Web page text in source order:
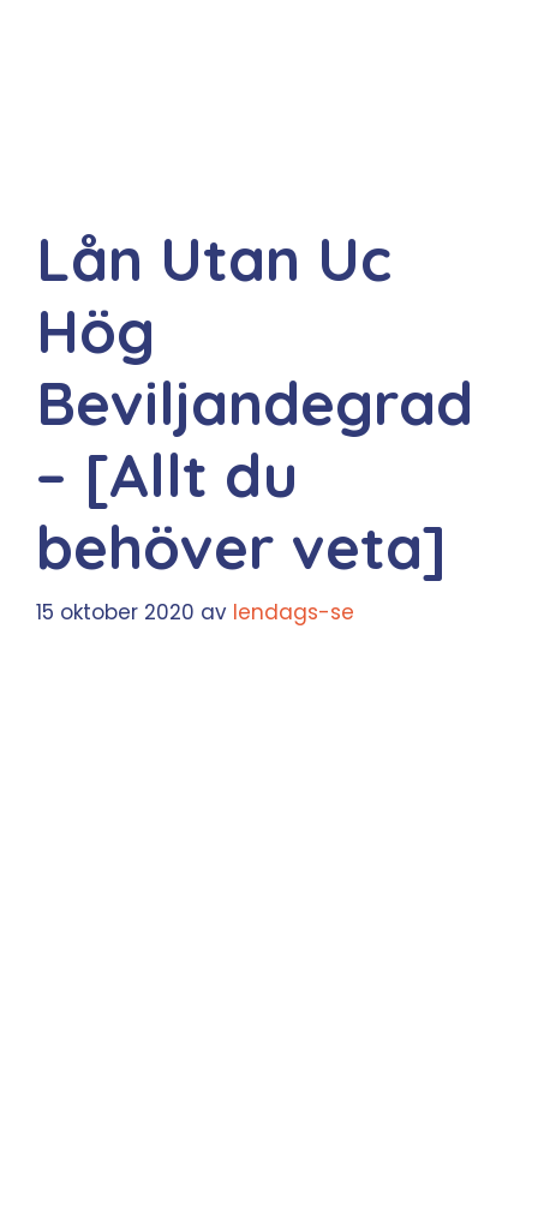
Lån Utan Uc
Hög
Beviljandegrad
– [Allt du
behöver veta]
15 oktober 2020 av lendags-se